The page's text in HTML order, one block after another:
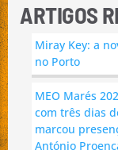
ARTIGOS
Miray Key: a
no Porto
MEO Marés
com três dias
marcou
António